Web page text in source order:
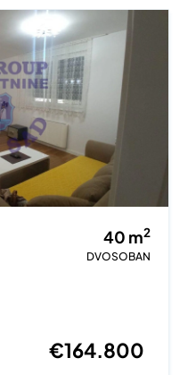
40 m2
DVOSOBAN
€164.800